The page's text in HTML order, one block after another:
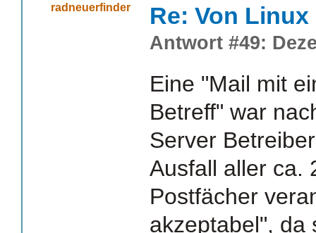
radneuerfinder Re: Von
Antwort #49:
Eine "Mail mit
Betreff" war
Server
Ausfall aller ca.
Postfächer
akzeptabel", da